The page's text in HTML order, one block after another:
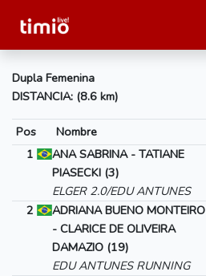
Dupla Femenina
DISTANCIA: (8.6 km)
Pos Nombre
1
ANA SABRINA - TATIANE
PIASECKI (3)
ELGER 2.0/EDU ANTUNES
2
ADRIANA BUENO MONTEIRO
- CLARICE DE OLIVEIRA
DAMAZIO (19)
EDU ANTUNES RUNNING